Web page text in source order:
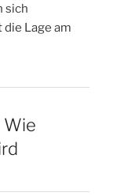
sich
Lage am
Wie